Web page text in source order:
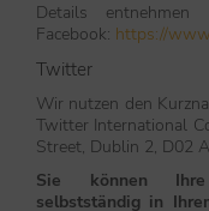
Details entnehmen
Facebook: https://
Twitter
Wir nutzen den
Twitter International
Street, Dublin 2, D02
Sie können Ihre
selbstständig in